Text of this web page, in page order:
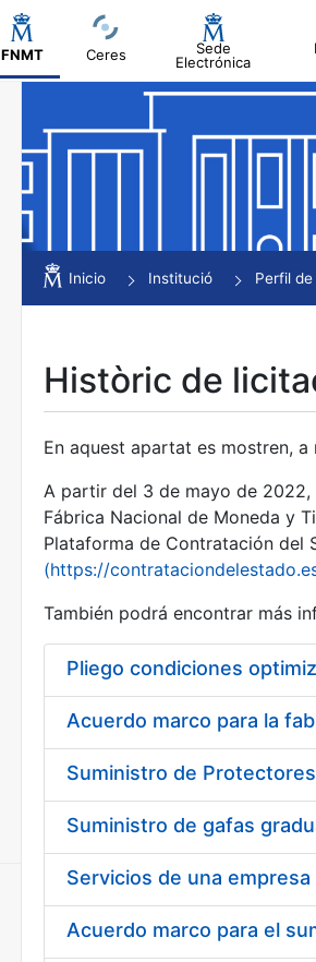
FNMT Ceres
Sede
Electrónica
Mostra/Amaga
Mostra/Amaga
Mostra/Amaga
Mostra/Amaga
Mostra/Amaga
Inicio Institució Perfil
Històric de
En aquest apartat es mostren,
A partir del 3 de mayo de
Fábrica Nacional de Moneda y
Plataforma de Contratación del
(https://
También podrá encontrar más
Pliego condiciones
Acuerdo marco para la
Acuerdo marco para el